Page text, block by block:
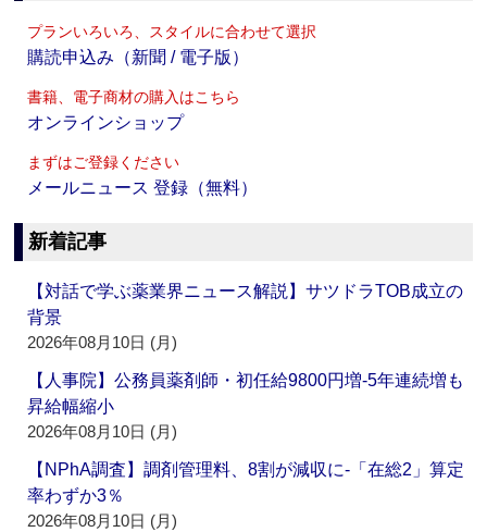
プランいろいろ、スタイルに合わせて選択
購読申込み（新聞 / 電子版）
書籍、電子商材の購入はこちら
オンラインショップ
まずはご登録ください
メールニュース 登録（無料）
新着記事
【対話で学ぶ薬業界ニュース解説】サツドラTOB成立の
背景
2026年08月10日 (月)
【人事院】公務員薬剤師・初任給9800円増‐5年連続増も
昇給幅縮小
2026年08月10日 (月)
【NPhA調査】調剤管理料、8割が減収に‐「在総2」算定
率わずか3％
2026年08月10日 (月)